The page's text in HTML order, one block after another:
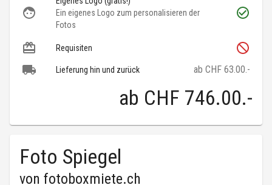
Ein eigenes Logo zum personalisieren der
Fotos
Requisiten
Lieferung hin und zurück ab CHF 63.00.-
ab CHF 746.00.-
Foto Spiegel
von fotoboxmiete.ch